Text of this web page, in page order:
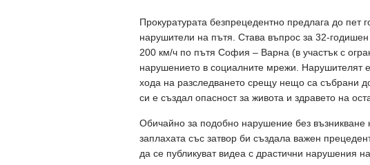
Прокуратурата безпрецедентно предлага до пет
нарушители на пътя. Става въпрос за 32-
200 км/ч по пътя София – Варна (в участък с
нарушението в социалните мрежи. Нарушителят
хода на разследването срещу нещо са събрани
си е създал опасност за живота и здравето на
Обичайно за подобно нарушение без
заплахата със затвор би създала важен
да се публикуват видеа с драстични нарушения